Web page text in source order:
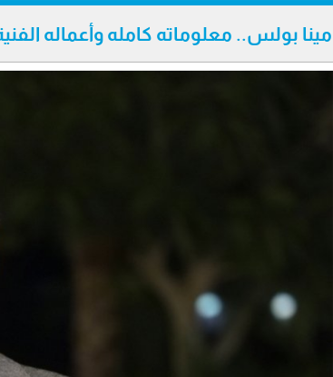
مينا بولس.. معلوماته كامله وأعماله الفنية